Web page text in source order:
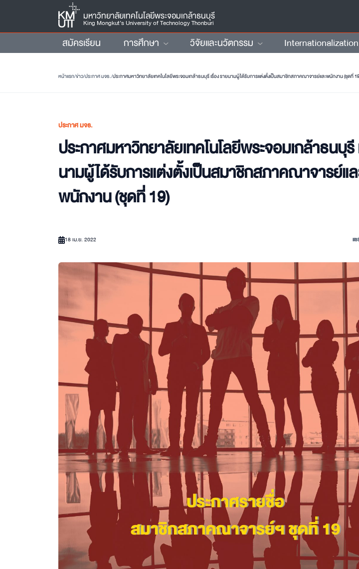
มหาวิทยาลัยเทคโนโลยีพระจอมเกล้าธนบุรี
King Mongkut’s University of Technology Thonburi
สมัครเรียน การศึกษา วิจัยและนวัตกรรม Internationalization
หน้าแรก/ข่าว/ประกาศ มจธ./ประกาศมหาวิทยาลัยเทคโนโลยีพระจอมเกล้าธนบุรี เรื่อง รายนามผู้ได้รับการแต่งตั้งเป็นสมาชิกสภาคณาจารย์และพนักงาน (ชุดที่
ประกาศ มจธ.
ประกาศมหาวิทยาลัยเทคโนโลยีพระจอมเกล้าธนบุรี
นามผู้ได้รับการแต่งตั้งเป็นสมาชิกสภาคณาจารย์แ
พนักงาน (ชุดที่ 19)
18 เม.ย. 2022 แ